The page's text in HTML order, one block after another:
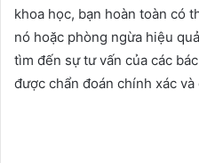
khoa học, bạn hoàn toàn có
nó hoặc phòng ngừa hiệu
tìm đến sự tư vấn của các
được chẩn đoán chính xác